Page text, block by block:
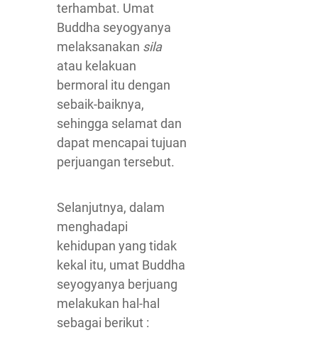
terhambat. Umat
Buddha seyogyanya
melaksanakan sila
atau kelakuan
bermoral itu dengan
sebaik-baiknya,
sehingga selamat dan
dapat mencapai tujuan
perjuangan tersebut.
Selanjutnya, dalam
menghadapi
kehidupan yang tidak
kekal itu, umat Buddha
seyogyanya berjuang
melakukan hal-hal
sebagai berikut :